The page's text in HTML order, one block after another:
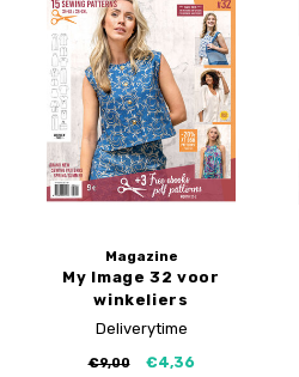
Magazine
My Image 32 voor
winkeliers
Deliverytime
€9,00 €4,36